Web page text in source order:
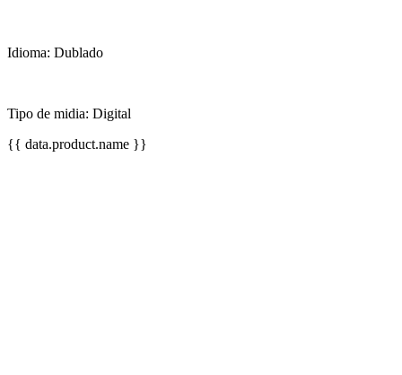
Idioma: Dublado
Tipo de midia: Digital
{{ data.product.name }}